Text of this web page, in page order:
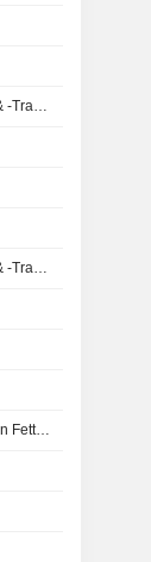
Sonstige Immobilien-Entwicklung & -Transaktionen
Sonstige Immobilien-Entwicklung & -Transaktionen
Herstellung von Stärke, pflanzlichen Fetten und Ölen